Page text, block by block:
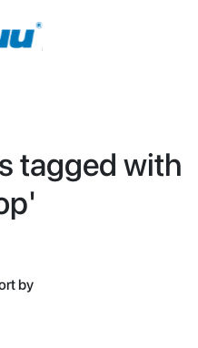
tagged with
by